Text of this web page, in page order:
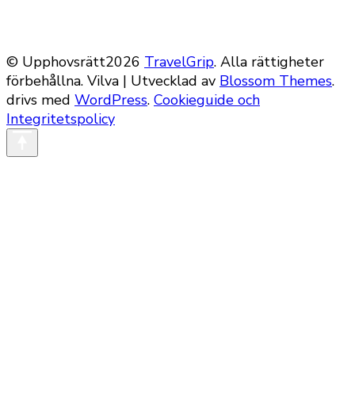
© Upphovsrätt2026 TravelGrip. Alla rättigheter
förbehållna. Vilva | Utvecklad av Blossom Themes.
drivs med WordPress. Cookieguide och
Integritetspolicy